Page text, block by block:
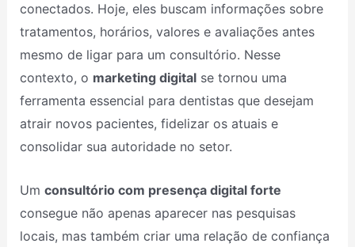
conectados. Hoje, eles buscam informações sobre
tratamentos, horários, valores e avaliações antes
mesmo de ligar para um consultório. Nesse
contexto, o marketing digitalse tornou uma
ferramenta essencial para dentistas que desejam
atrair novos pacientes, fidelizar os atuais e
consolidar sua autoridade no setor.
Um consultório com presença digital forte
consegue não apenas aparecer nas pesquisas
locais, mas também criar uma relação de confiança